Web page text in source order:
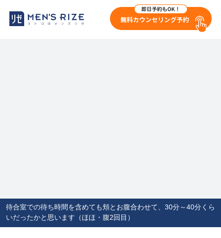
待合室での待ち時間を含めても頬とお腹合わせて、30分～40分くら
いだったかと思います（ほほ・腹2回目）